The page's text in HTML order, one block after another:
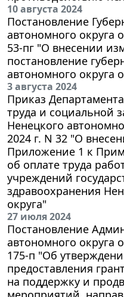
10 августа 2024
Постановление
автономного округа
53-пг "О внесении
постановление
автономного округа
3 августа 2024
Приказ
труда и социальной
Ненецкого
2024 г. N 32 "О
Приложение 1 к
об оплате труда
учреждений
здравоохранения
округа"
27 июля 2024
Постановление
автономного округа
175-п "Об
предоставления
на поддержку и